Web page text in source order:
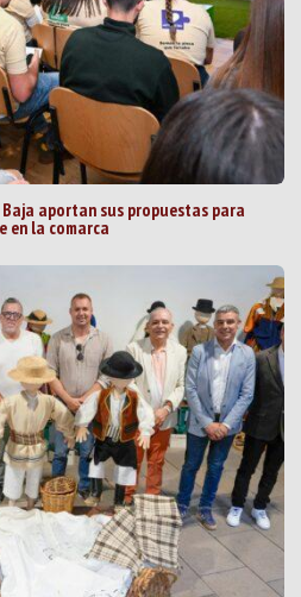
Baja aportan sus propuestas para
en la comarca